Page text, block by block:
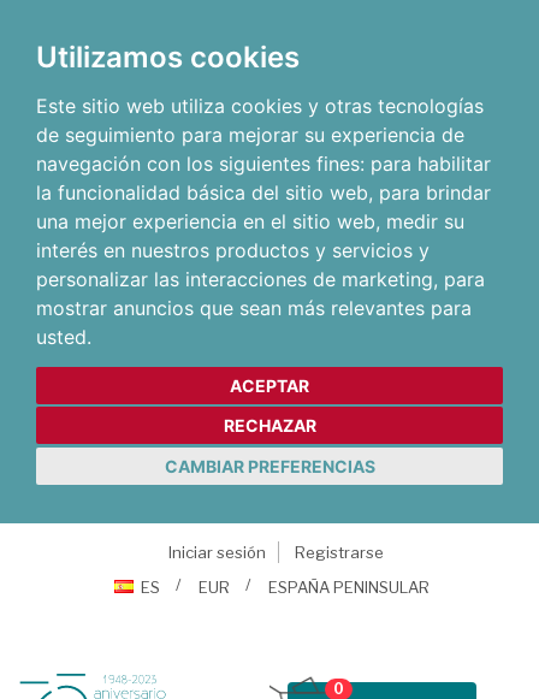
Utilizamos cookies
Este sitio web utiliza cookies y otras tecnologías
de seguimiento para mejorar su experiencia de
navegación con los siguientes fines: para habilitar
la funcionalidad básica del sitio web, para brindar
una mejor experiencia en el sitio web, medir su
interés en nuestros productos y servicios y
personalizar las interacciones de marketing, para
mostrar anuncios que sean más relevantes para
usted.
ACEPTAR
RECHAZAR
CAMBIAR PREFERENCIAS
Iniciar sesión
Registrarse
ES
EUR ESPAÑA PENINSULAR
0